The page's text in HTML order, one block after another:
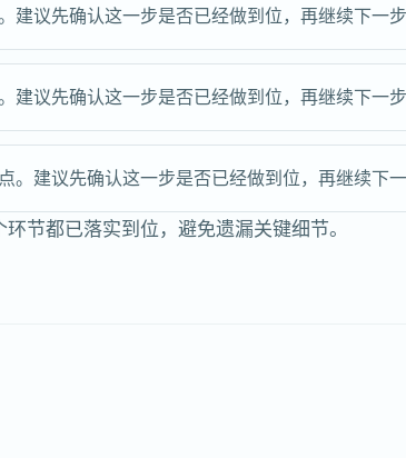
议先确认这一步是否已经做到位，再继续下一
议先确认这一步是否已经做到位，再继续下一
建议先确认这一步是否已经做到位，再继续下
节都已落实到位，避免遗漏关键细节。